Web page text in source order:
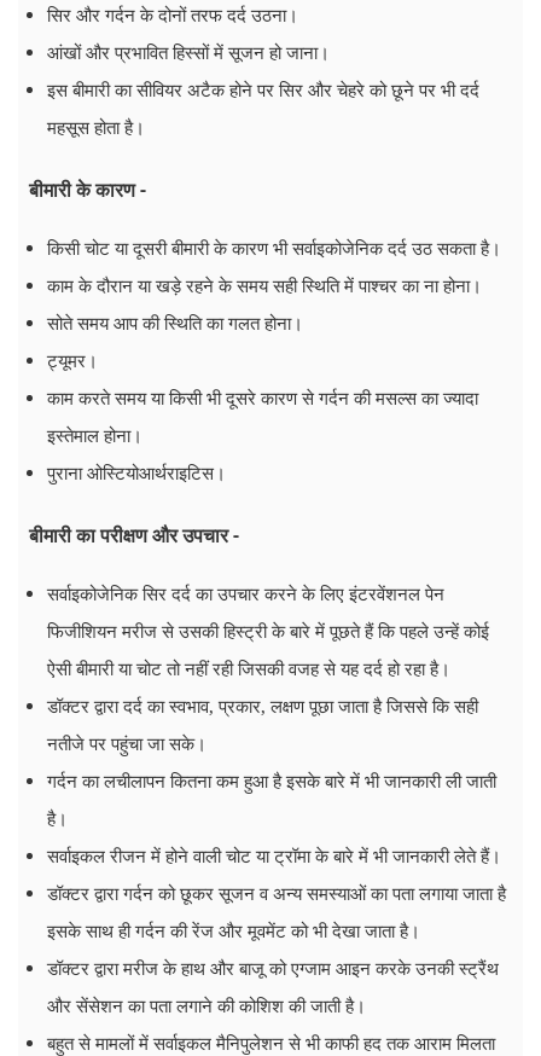
सिर और गर्दन के दोनों तरफ दर्द उठना।
आंखों और प्रभावित हिस्सों में सूजन हो जाना।
इस बीमारी का सीवियर अटैक होने पर सिर और चेहरे को छूने पर भी दर्द
महसूस होता है।
बीमारी के कारण -
किसी चोट या दूसरी बीमारी के कारण भी सर्वाइकोजेनिक दर्द उठ सकता है।
काम के दौरान या खड़े रहने के समय सही स्थिति में पाश्चर का ना होना।
सोते समय आप की स्थिति का गलत होना।
ट्यूमर।
काम करते समय या किसी भी दूसरे कारण से गर्दन की मसल्स का ज्यादा
इस्तेमाल होना।
पुराना ओस्टियोआर्थराइटिस।
बीमारी का परीक्षण और उपचार -
सर्वाइकोजेनिक सिर दर्द का उपचार करने के लिए इंटरवेंशनल पेन
फिजीशियन मरीज से उसकी हिस्ट्री के बारे में पूछते हैं कि पहले उन्हें कोई
ऐसी बीमारी या चोट तो नहीं रही जिसकी वजह से यह दर्द हो रहा है।
डॉक्टर द्वारा दर्द का स्वभाव, प्रकार, लक्षण पूछा जाता है जिससे कि सही
नतीजे पर पहुंचा जा सके।
गर्दन का लचीलापन कितना कम हुआ है इसके बारे में भी जानकारी ली जाती
है।
सर्वाइकल रीजन में होने वाली चोट या ट्रॉमा के बारे में भी जानकारी लेते हैं।
डॉक्टर द्वारा गर्दन को छूकर सूजन व अन्य समस्याओं का पता लगाया जाता है
इसके साथ ही गर्दन की रेंज और मूवमेंट को भी देखा जाता है।
डॉक्टर द्वारा मरीज के हाथ और बाजू को एग्जाम आइन करके उनकी स्ट्रैंथ
और सेंसेशन का पता लगाने की कोशिश की जाती है।
बहुत से मामलों में सर्वाइकल मैनिपुलेशन से भी काफी हद तक आराम मिलता